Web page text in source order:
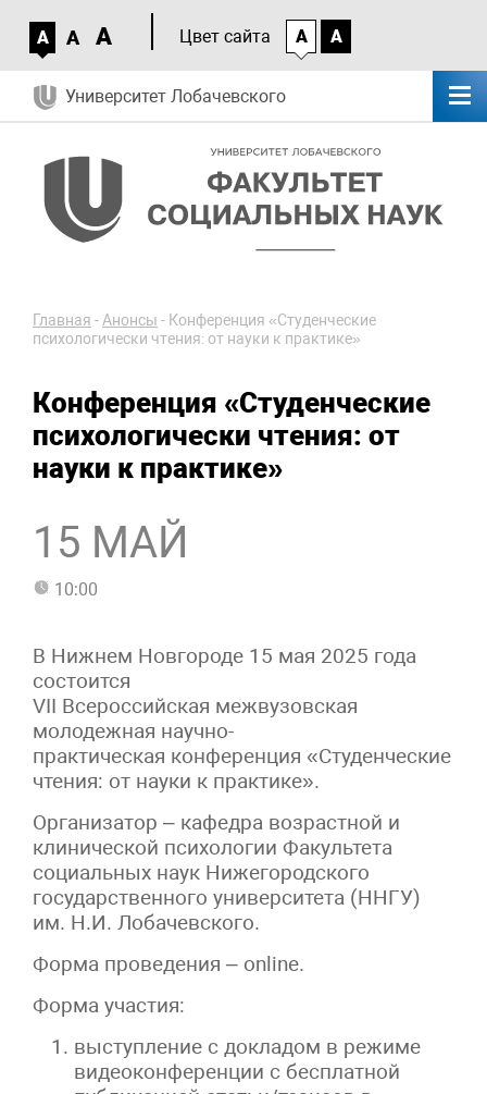
A A A Цвет сайта A A
Университет Лобачевского
Главная -Анонсы - Конференция «Студенческие
психологически чтения: от науки к практике»
Конференция «Студенческие
психологически чтения: от
науки к практике»
15 МАЙ
10:00
В Нижнем Новгороде 15 мая 2025 года
состоится
VII Всероссийская межвузовская
молодежная научно-
практическая конференция «Студенческие
чтения: от науки к практике».
Организатор – кафедра возрастной и
клинической психологии Факультета
социальных наук Нижегородского
государственного университета (ННГУ)
им. Н.И. Лобачевского.
Форма проведения – online.
Форма участия:
выступление с докладом в режиме
видеоконференции с бесплатной